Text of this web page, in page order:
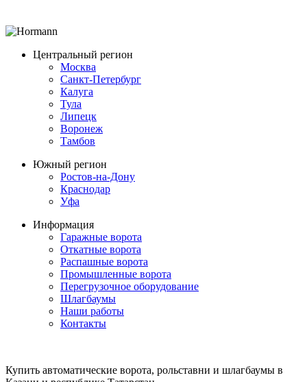
Центральный регион
Москва
Санкт-Петербург
Калуга
Тула
Липецк
Воронеж
Тамбов
Южный регион
Ростов-на-Дону
Краснодар
Уфа
Информация
Гаражные ворота
Откатные ворота
Распашные ворота
Промышленные ворота
Перегрузочное оборудование
Шлагбаумы
Наши работы
Контакты
Купить автоматические ворота, рольставни и шлагбаумы в